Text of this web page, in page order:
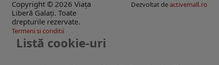
Copyright © 2026 Viaţa
Liberă Galaţi. Toate
drepturile rezervate.
Dezvoltat deactivemall.ro
Termeni si conditii
Listă cookie-uri